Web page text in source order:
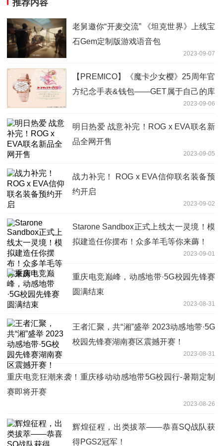
推荐内容
老舅邀你“开麦交流” 《坦克世界》上线宝
石Gem定制版游戏语音包
2023-09-07
【PREMICO】《魔卡少女樱》25周年官
方纪念手表&钱包——GET属于自己的库
2023-09-06
明日热爱 战意补完！ROG x EVA联名新
品全网开售
2023-09-05
战力补完！ ROG x EVA信仰联名装备预
约开启
2023-09-02
Starone Sandbox正式上线太一灵境！模
拟建造任你摆布！众多羊毛等你来薅！
2023-09-01
重庆电竞巅峰，动感地带·5G校园先锋赛
圆满结束
2023-08-31
王者汇聚，共“湘”盛举 2023动感地带·5G
校园先锋赛湖南赛区震撼开赛！
2023-08-31
重庆电竞狂潮来袭！重庆移动动感地带5G校园行-暑期定制
赛即将开赛
2023-08-26
辉煌征程，出类拔萃——恭喜SQ战队获
得PGS2冠军！